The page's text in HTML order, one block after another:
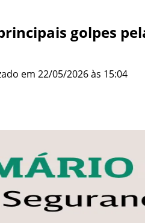
golpes
em 22/05/2026 às 15:04